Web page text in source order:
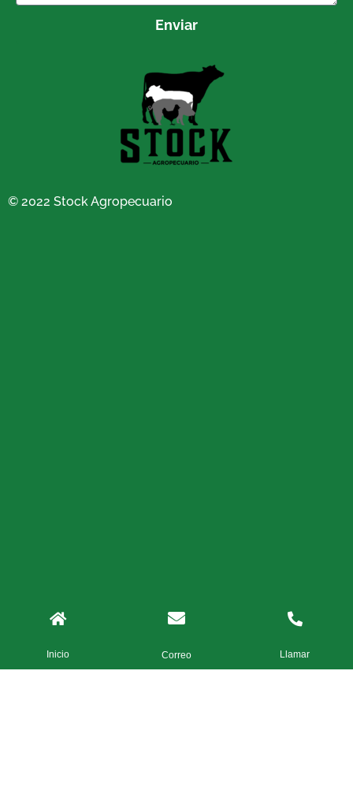
Enviar
© 2022 Stock Agropecuario
Inicio Correo Llamar